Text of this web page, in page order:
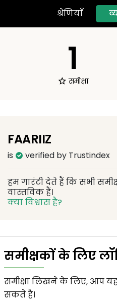
श्रेणियाँ
1
समीक्षा
FAARIIZ
is verified by Trustindex
हम गारंटी देते हैं कि सभी
वास्तविक हैं।
क्या विश्वास है?
समीक्षकों के लिए
समीक्षा लिखने के लिए, आप
सकते हैं।